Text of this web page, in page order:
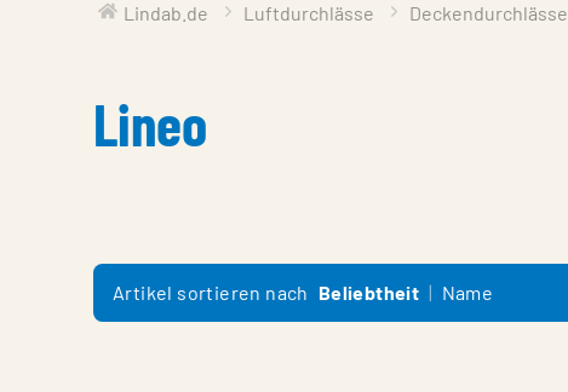
Lindab.de Luftdurchlässe Deckendurchlässe
Lineo
Artikel sortieren nach Beliebtheit Name